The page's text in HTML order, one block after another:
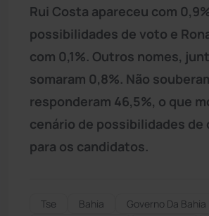
Rui Costa apareceu com
possibilidades de voto e
com 0,1%. Outros nomes,
somaram 0,8%. Não
responderam 46,5%, o que
cenário de possibilidades
para os candidatos.
Tse Bahia Governo Da Bahia